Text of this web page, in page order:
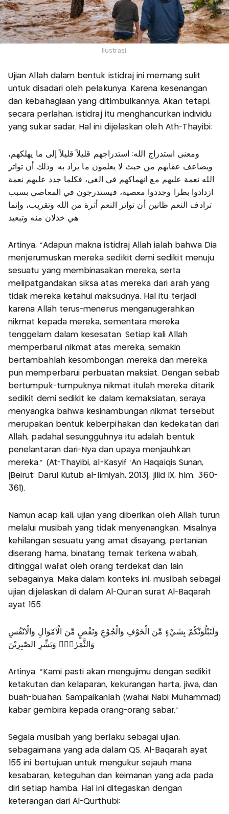
Ilustrasi.
Ujian Allah dalam bentuk istidraj ini memang sulit
untuk disadari oleh pelakunya. Karena kesenangan
dan kebahagiaan yang ditimbulkannya. Akan tetapi,
secara perlahan, istidraj itu menghancurkan individu
yang sukar sadar. Hal ini dijelaskan oleh Ath-Thayibi:
ومعنى استدراج الله: استدراجهم قليلاً قليلاً إلى ما يهلكهم،
ويضاعف عقابهم من حيث لا يعلمون ما يراد به. وذلك أن تواتر
الله نعمة عليهم مع انهماكهم في الغي، فكلما جدد عليهم نعمة
ازدادوا بطرا وجددوا معصية، فيستدرجون في المعاصي بسبب
ترادف النعم ظانين أن تواتر النعم أثرة من الله وتقريب، وإنما
هي خذلان منه وتبعيد
Artinya, “Adapun makna istidraj Allah ialah bahwa Dia
menjerumuskan mereka sedikit demi sedikit menuju
sesuatu yang membinasakan mereka, serta
melipatgandakan siksa atas mereka dari arah yang
tidak mereka ketahui maksudnya. Hal itu terjadi
karena Allah terus-menerus menganugerahkan
nikmat kepada mereka, sementara mereka
tenggelam dalam kesesatan. Setiap kali Allah
memperbarui nikmat atas mereka, semakin
bertambahlah kesombongan mereka dan mereka
pun memperbarui perbuatan maksiat. Dengan sebab
bertumpuk-tumpuknya nikmat itulah mereka ditarik
sedikit demi sedikit ke dalam kemaksiatan, seraya
menyangka bahwa kesinambungan nikmat tersebut
merupakan bentuk keberpihakan dan kedekatan dari
Allah, padahal sesungguhnya itu adalah bentuk
penelantaran dari-Nya dan upaya menjauhkan
mereka.” (At-Thayibi, al-Kasyif ‘An Haqaiqis Sunan,
[Beirut: Darul Kutub al-Ilmiyah, 2013], jilid IX, hlm. 360-
361).
Namun acap kali, ujian yang diberikan oleh Allah turun
melalui musibah yang tidak menyenangkan. Misalnya
kehilangan sesuatu yang amat disayang, pertanian
diserang hama, binatang ternak terkena wabah,
ditinggal wafat oleh orang terdekat dan lain
sebagainya. Maka dalam konteks ini, musibah sebagai
ujian dijelaskan di dalam Al-Qur’an surat Al-Baqarah
ayat 155:
وَلَنَبْلُوَنَّكُمْ بِشَيْءٍ مِّنَ الْخَوْفِ وَالْجُوْعِ وَنَقْصٍ مِّنَ الْاَمْوَالِ وَالْاَنْفُسِ
وَالثَّمَرٰتِۗ وَبَشِّرِ الصّٰبِرِيْنَ
Artinya: “Kami pasti akan mengujimu dengan sedikit
ketakutan dan kelaparan, kekurangan harta, jiwa, dan
buah-buahan. Sampaikanlah (wahai Nabi Muhammad)
kabar gembira kepada orang-orang sabar.”
Segala musibah yang berlaku sebagai ujian,
sebagaimana yang ada dalam QS. Al-Baqarah ayat
155 ini bertujuan untuk mengukur sejauh mana
kesabaran, keteguhan dan keimanan yang ada pada
diri setiap hamba. Hal ini ditegaskan dengan
keterangan dari Al-Qurthubi: